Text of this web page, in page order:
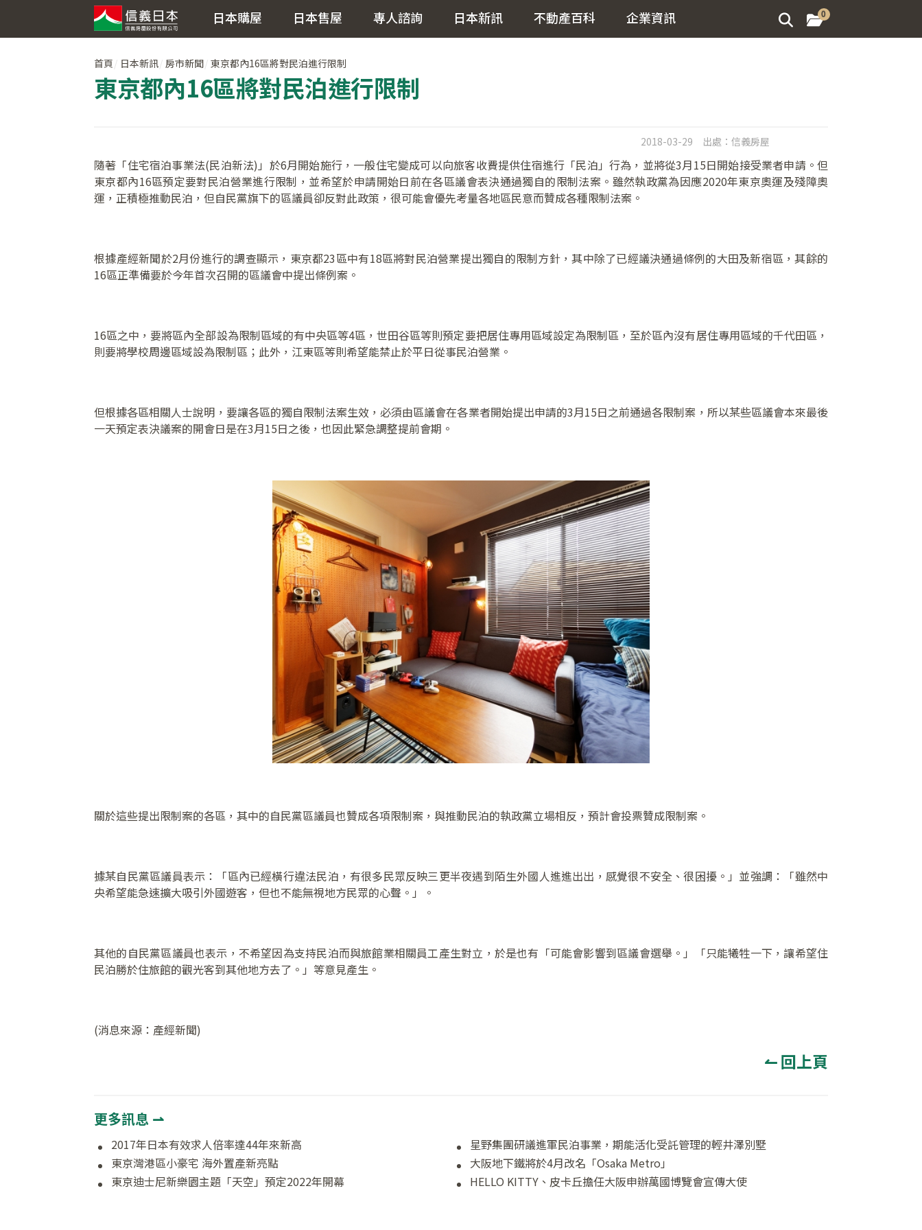
日本購屋 日本售屋 專人諮詢 日本新訊 不動產百科 企業資訊 0
首頁 日本新訊 房市新聞 東京都內16區將對民泊進行限制
東京都內16區將對民泊進行限制
2018-03-29 出處： 信義房屋
隨著「住宅宿泊事業法(民泊新法)」於6月開始施行，一般住宅變成可以向旅客收費提供住宿進行「民泊」行為，並將從3月15日開始接受業者申請。但
東京都內16區預定要對民泊營業進行限制，並希望於申請開始日前在各區議會表決通過獨自的限制法案。雖然執政黨為因應2020年東京奧運及殘障奧
運，正積極推動民泊，但自民黨旗下的區議員卻反對此政策，很可能會優先考量各地區民意而贊成各種限制法案。
根據產經新聞於2月份進行的調查顯示，東京都23區中有18區將對民泊營業提出獨自的限制方針，其中除了已經議決通過條例的大田及新宿區，其餘的
16區正準備要於今年首次召開的區議會中提出條例案。
16區之中，要將區內全部設為限制區域的有中央區等4區，世田谷區等則預定要把居住專用區域設定為限制區，至於區內沒有居住專用區域的千代田區，
則要將學校周邊區域設為限制區；此外，江東區等則希望能禁止於平日從事民泊營業。
但根據各區相關人士說明，要讓各區的獨自限制法案生效，必須由區議會在各業者開始提出申請的3月15日之前通過各限制案，所以某些區議會本來最後
一天預定表決議案的開會日是在3月15日之後，也因此緊急調整提前會期。
關於這些提出限制案的各區，其中的自民黨區議員也贊成各項限制案，與推動民泊的執政黨立場相反，預計會投票贊成限制案。
據某自民黨區議員表示：「區內已經橫行違法民泊，有很多民眾反映三更半夜遇到陌生外國人進進出出，感覺很不安全、很困擾。」並強調：「雖然中
央希望能急速擴大吸引外國遊客，但也不能無視地方民眾的心聲。」。
其他的自民黨區議員也表示，不希望因為支持民泊而與旅館業相關員工產生對立，於是也有「可能會影響到區議會選舉。」「只能犧牲一下，讓希望住
民泊勝於住旅館的觀光客到其他地方去了。」等意見產生。
(消息來源：產經新聞)
↼ 回上頁
更多訊息 ⇀
2017年日本有效求人倍率達44年來新高
星野集團研議進軍民泊事業，期能活化受託管理的輕井澤別墅
東京灣港區小豪宅 海外置產新亮點
大阪地下鐵將於4月改名「Osaka Metro」
東京迪士尼新樂園主題「天空」預定2022年開幕
HELLO KITTY、皮卡丘擔任大阪申辦萬國博覽會宣傳大使